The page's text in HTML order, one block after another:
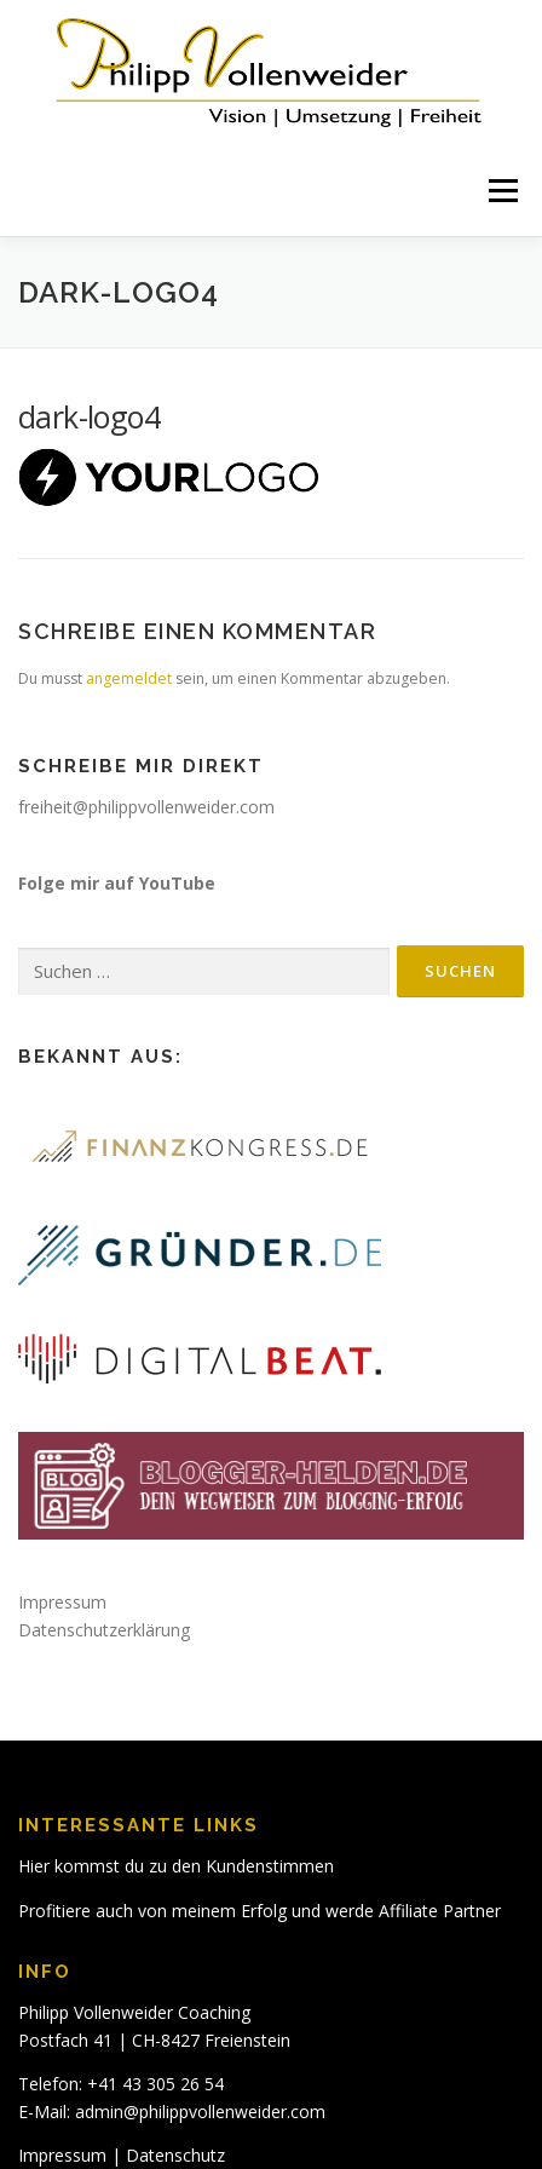
Menü
HOME ÜBER MICH
DARK-LOGO4
dark-logo4
SCHREIBE EINEN KOMMENTAR
Du musst angemeldet sein, um einen Kommentar abzugeben.
SCHREIBE MIR DIREKT
freiheit@philippvollenweider.com
Folge mir auf YouTube
BEKANNT AUS:
Impressum
Datenschutzerklärung
INTERESSANTE LINKS
Hier kommst du zu den Kundenstimmen
Profitiere auch von meinem Erfolg und werde Affiliate Partner
INFO
Philipp Vollenweider Coaching
Postfach 41 | CH-8427 Freienstein
Telefon: +41 43 305 26 54
E-Mail: admin@philippvollenweider.com
Impressum | Datenschutz